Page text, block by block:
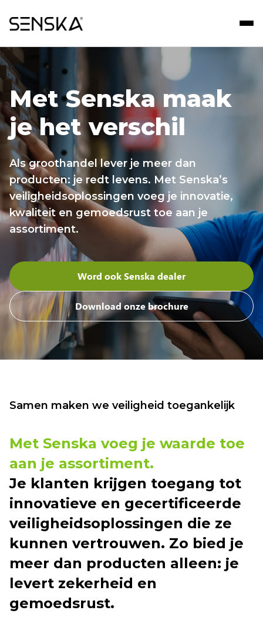
Met Senska maak
je het verschil
Als groothandel lever je meer dan
producten: je redt levens. Met Senska’s
veiligheidsoplossingen voeg je innovatie,
kwaliteit en gemoedsrust toe aan je
assortiment.
Word ook Senska dealer
Download onze brochure
Samen maken we veiligheid toegankelijk
Met Senska voeg je waarde toe
aan je assortiment.
Je klanten krijgen toegang tot
innovatieve en gecertificeerde
veiligheidsoplossingen die ze
kunnen vertrouwen. Zo bied je
meer dan producten alleen: je
levert zekerheid en
gemoedsrust.